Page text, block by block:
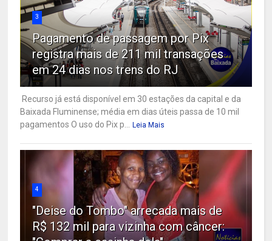
3
Pagamento de passagem por Pix
registra mais de 211 mil transações
em 24 dias nos trens do RJ
Recurso já está disponível em 30 estações da capital e da
Baixada Fluminense; média em dias úteis passa de 10 mil
pagamentos O uso do Pix p... Leia Mais
4
"Deise do Tombo" arrecada mais de
R$ 132 mil para vizinha com câncer: